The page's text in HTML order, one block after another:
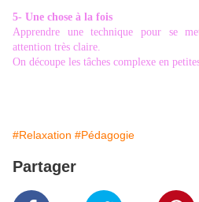
5- Une chose à la fois
Apprendre une technique pour se
attention très claire.
On découpe les tâches complexe en
#Relaxation #Pédagogie
Partager